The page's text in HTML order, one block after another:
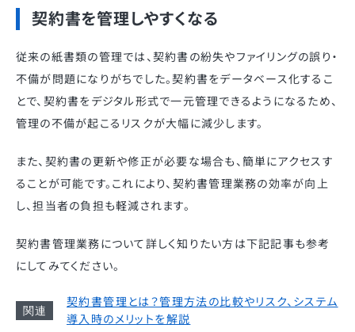
契約書を管理しやすくなる
従来の紙書類の管理では、契約書の紛失やファイリングの誤り・
不備が問題になりがちでした。契約書をデータベース化するこ
とで、契約書をデジタル形式で一元管理できるようになるため、
管理の不備が起こるリスクが大幅に減少します。
また、契約書の更新や修正が必要な場合も、簡単にアクセスす
ることが可能です。これにより、契約書管理業務の効率が向上
し、担当者の負担も軽減されます。
契約書管理業務について詳しく知りたい方は下記記事も参考
にしてみてください。
契約書管理とは？管理方法の比較やリスク、システム
導入時のメリットを解説